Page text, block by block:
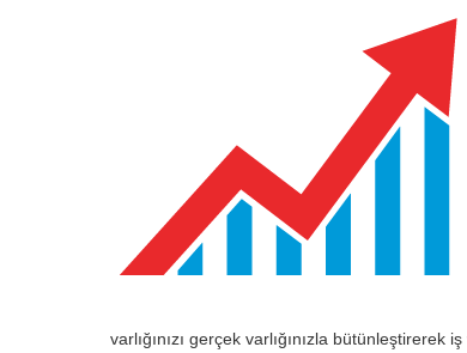
varlığınızı gerçek varlığınızla bütünleştirerek